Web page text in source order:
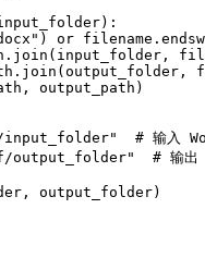
or
output_path)
# 输入
# 输出
output_folder)